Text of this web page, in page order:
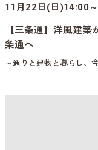
11月22日(日)14:00
【三条通】洋風建
条通へ
～通りと建物と暮らし、